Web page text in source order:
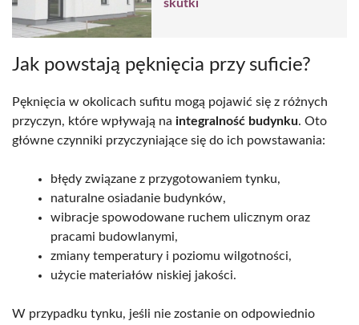
skutki
Jak powstają pęknięcia przy suficie?
Pęknięcia w okolicach sufitu mogą pojawić się z różnych
przyczyn, które wpływają na integralność budynku. Oto
główne czynniki przyczyniające się do ich powstawania:
błędy związane z przygotowaniem tynku,
naturalne osiadanie budynków,
wibracje spowodowane ruchem ulicznym oraz
pracami budowlanymi,
zmiany temperatury i poziomu wilgotności,
użycie materiałów niskiej jakości.
W przypadku tynku, jeśli nie zostanie on odpowiednio